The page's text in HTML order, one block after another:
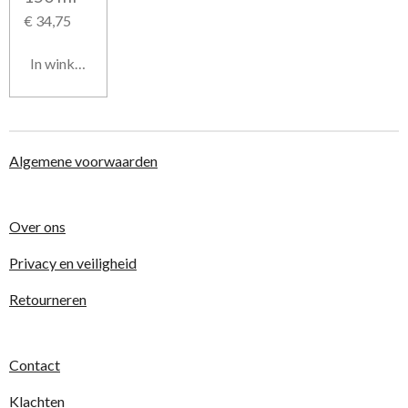
€ 34,75
In winkelwagen
Algemene voorwaarden
Over ons
Privacy en veiligheid
Retourneren
Contact
Klachten